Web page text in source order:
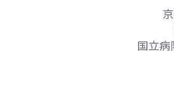
国立病